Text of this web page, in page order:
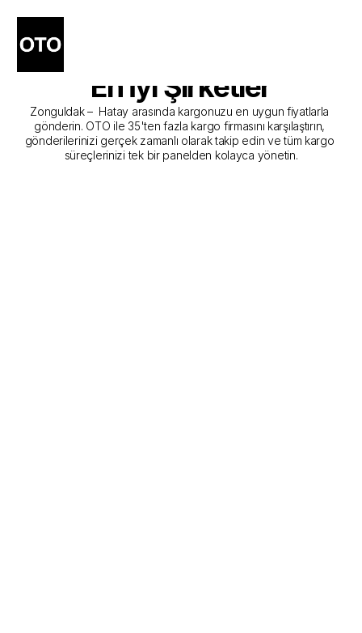
Zonguldak - Hatay Kargo
Gönderim Hizmeti Sunan
En İyi Şirketler
Zonguldak –  Hatay arasında kargonuzu en uygun fiyatlarla
gönderin. OTO ile 35'ten fazla kargo firmasını karşılaştırın,
gönderilerinizi gerçek zamanlı olarak takip edin ve tüm kargo
süreçlerinizi tek bir panelden kolayca yönetin.